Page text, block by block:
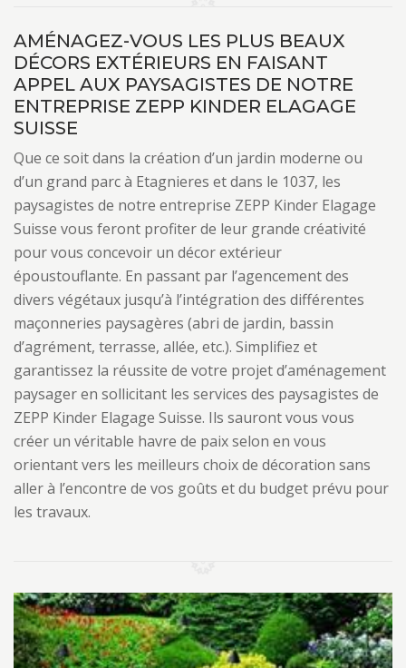
AMÉNAGEZ-VOUS LES PLUS BEAUX
DÉCORS EXTÉRIEURS EN FAISANT
APPEL AUX PAYSAGISTES DE NOTRE
ENTREPRISE ZEPP KINDER ELAGAGE
SUISSE
Que ce soit dans la création d’un jardin moderne ou
d’un grand parc à Etagnieres et dans le 1037, les
paysagistes de notre entreprise ZEPP Kinder Elagage
Suisse vous feront profiter de leur grande créativité
pour vous concevoir un décor extérieur
époustouflante. En passant par l’agencement des
divers végétaux jusqu’à l’intégration des différentes
maçonneries paysagères (abri de jardin, bassin
d’agrément, terrasse, allée, etc.). Simplifiez et
garantissez la réussite de votre projet d’aménagement
paysager en sollicitant les services des paysagistes de
ZEPP Kinder Elagage Suisse. Ils sauront vous vous
créer un véritable havre de paix selon en vous
orientant vers les meilleurs choix de décoration sans
aller à l’encontre de vos goûts et du budget prévu pour
les travaux.